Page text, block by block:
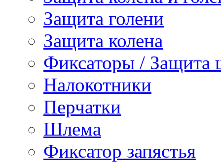
Защита голени
Защита колена
Фиксаторы / Защита
Налокотники
Перчатки
Шлема
Фиксатор запястья